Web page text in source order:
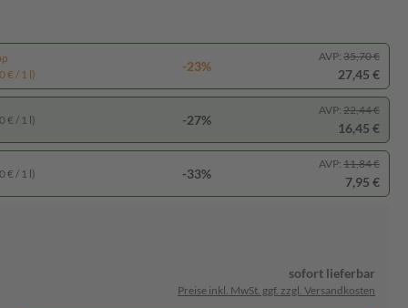
€ / 1 l)
-23%
AVP: 35,70 €
27,45 €
€ / 1 l) -27%
AVP: 22,44 €
16,45 €
€ / 1 l) -33%
AVP: 11,84 €
7,95 €
sofort lieferbar
Preise inkl. MwSt. ggf. zzgl. Versandkosten